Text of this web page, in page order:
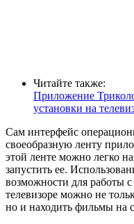
Читайте также:
Приложение
установки на
Сам интерфейс
своеобразную ленту
этой ленте можно легко
запустить ее.
возможности для работы
телевизоре можно не
но и находить фильмы на